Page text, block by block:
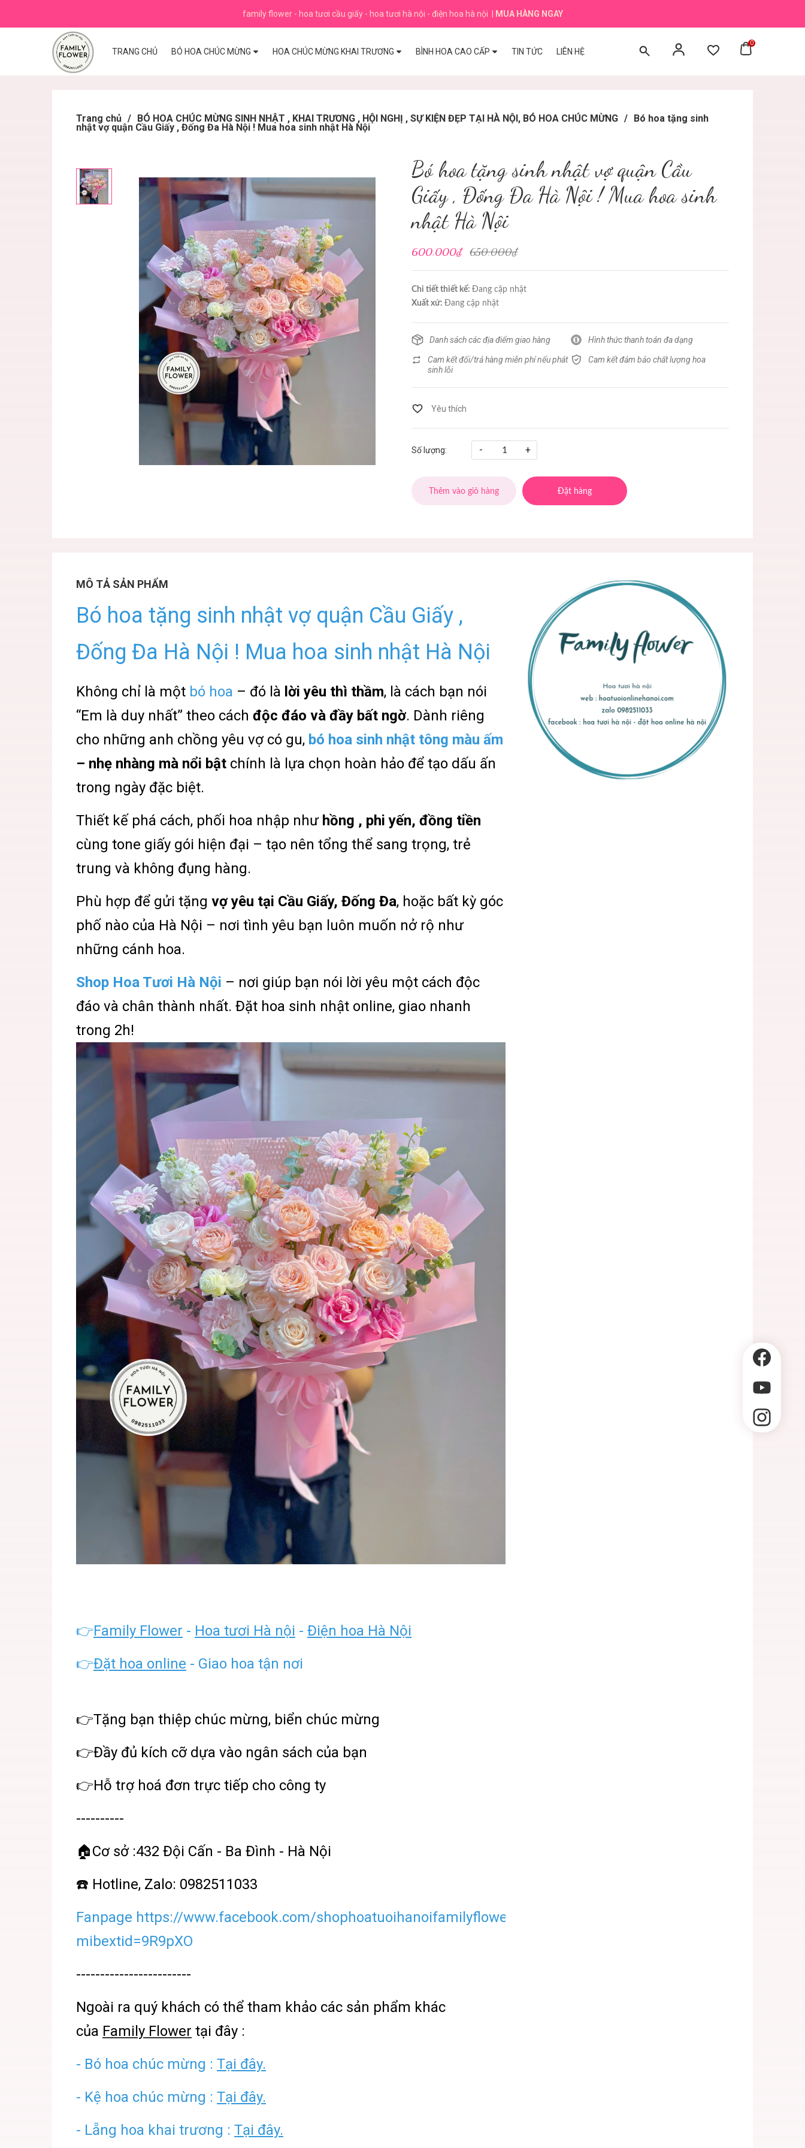
family flower - hoa tươi cầu giấy - hoa tươi hà nội - điện hoa hà nội MUA HÀNG NGAY
TRANG CHỦ BÓ HOA CHÚC MỪNG HOA CHÚC MỪNG KHAI TRƯƠNG BÌNH HOA CAO CẤP TIN TỨC LIÊN HỆ
0
Trang chủ / BÓ HOA CHÚC MỪNG SINH NHẬT , KHAI TRƯƠNG , HỘI NGHỊ , SỰ KIỆN ĐẸP TẠI HÀ NỘI, BÓ HOA CHÚC MỪNG / Bó hoa tặng sinh
nhật vợ quận Cầu Giấy , Đống Đa Hà Nội ! Mua hoa sinh nhật Hà Nội
Bó hoa tặng sinh nhật vợ quận Cầu
Giấy , Đống Đa Hà Nội ! Mua hoa sinh
nhật Hà Nội
600.000₫ 650.000₫
Chi tiết thiết kế: Đang cập nhật
Xuất xứ: Đang cập nhật
Danh sách các địa điểm giao hàng Hình thức thanh toán đa dạng
Cam kết đổi/trả hàng miễn phí nếu phát
sinh lỗi
Cam kết đảm bảo chất lượng hoa
Số lượng: - +
Thêm vào giỏ hàng Đặt hàng
MÔ TẢ SẢN PHẨM
Bó hoa tặng sinh nhật vợ quận Cầu Giấy ,
Đống Đa Hà Nội ! Mua hoa sinh nhật Hà Nội
Không chỉ là một bó hoa – đó là lời yêu thì thầm, là cách bạn nói
“Em là duy nhất” theo cách độc đáo và đầy bất ngờ. Dành riêng
cho những anh chồng yêu vợ có gu, bó hoa sinh nhật tông màu ấm
– nhẹ nhàng mà nổi bật chính là lựa chọn hoàn hảo để tạo dấu ấn
trong ngày đặc biệt.
Thiết kế phá cách, phối hoa nhập như hồng , phi yến, đồng tiền
cùng tone giấy gói hiện đại – tạo nên tổng thể sang trọng, trẻ
trung và không đụng hàng.
Phù hợp để gửi tặng vợ yêu tại Cầu Giấy, Đống Đa, hoặc bất kỳ góc
phố nào của Hà Nội – nơi tình yêu bạn luôn muốn nở rộ như
những cánh hoa.
Shop Hoa Tươi Hà Nội – nơi giúp bạn nói lời yêu một cách độc
đáo và chân thành nhất. Đặt hoa sinh nhật online, giao nhanh
trong 2h!
👉Family Flower - Hoa tươi Hà nội - Điện hoa Hà Nội
👉Đặt hoa online - Giao hoa tận nơi
👉Tặng bạn thiệp chúc mừng, biển chúc mừng
👉Đầy đủ kích cỡ dựa vào ngân sách của bạn
👉Hỗ trợ hoá đơn trực tiếp cho công ty
----------
🏠Cơ sở :432 Đội Cấn - Ba Đình - Hà Nội
☎️ Hotline, Zalo: 0982511033
Fanpage https://www.facebook.com/shophoatuoihanoifamilyflower?
mibextid=9R9pXO
------------------------
Ngoài ra quý khách có thể tham khảo các sản phẩm khác
của Family Flower tại đây :
- Bó hoa chúc mừng : Tại đây.
- Kệ hoa chúc mừng : Tại đây.
- Lẵng hoa khai trương : Tại đây.